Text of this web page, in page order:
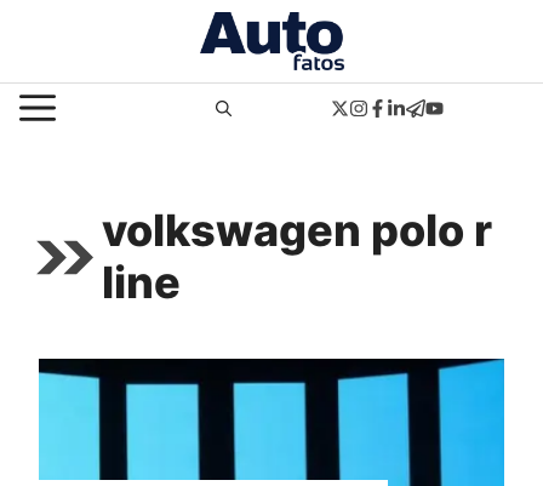
o
conteúdoMENU
volkswagen polo r
line